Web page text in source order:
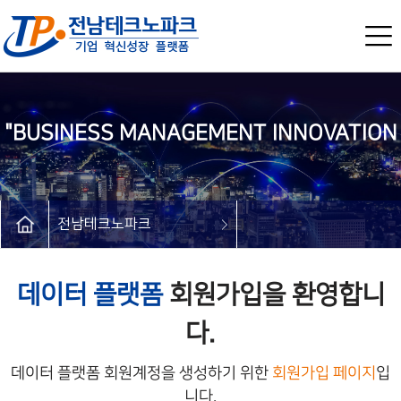
"BUSINESS MANAGEMENT INNOVATION
전남테크노파크
데이터 플랫폼회원가입을 환영합니
다.
데이터 플랫폼 회원계정을 생성하기 위한 회원가입 페이지 입
니다.